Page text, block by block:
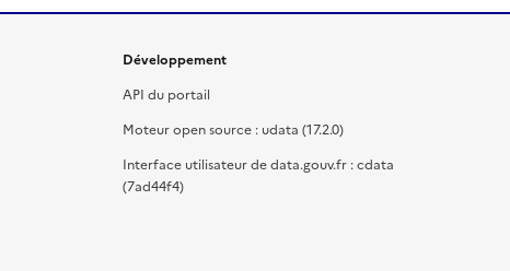
Développement
API du portail
Moteur open source : udata (17.2.0)
Interface utilisateur de data.gouv.fr : cdata
(7ad44f4)